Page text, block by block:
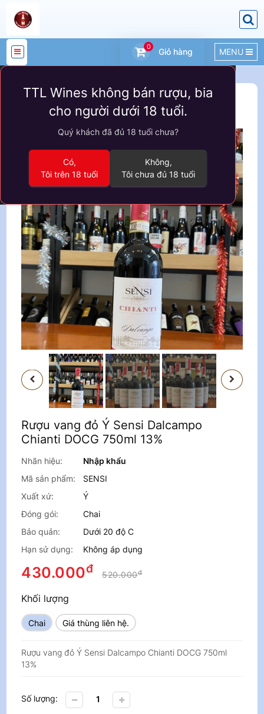
MỤC
MENU
0 Giỏ hàng
TTL Wines không bán rượu, bia
cho người dưới 18 tuổi.
Quý khách đã đủ 18 tuổi chưa?
Có,
Tôi trên 18 tuổi
Không,
Tôi chưa đủ 18 tuổi
Sản phẩm VANG Ý
PREVIOUS NEXT
Rượu vang đỏ Ý Sensi Dalcampo
Chianti DOCG 750ml 13%
Nhãn hiệu:
Nhập khẩu
Mã sản phẩm:
SENSI
Xuất xứ:
Ý
Đóng gói:
Chai
Bảo quản:
Dưới 20 độ C
Hạn sử dụng:
Không áp dụng
430.000đ 520.000đ
Khối lượng
Chai Giá thùng liên hệ.
Rượu vang đỏ Ý Sensi Dalcampo Chianti DOCG 750ml
13%
Số lượng: